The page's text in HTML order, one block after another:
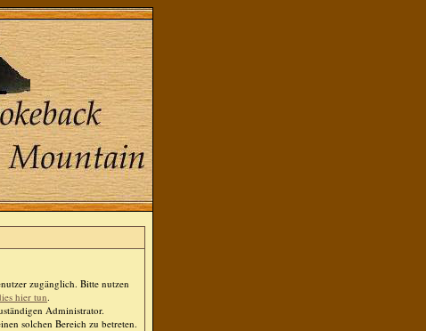
zugänglich. Bitte nutzen
hier tun.
Administrator.
solchen Bereich zu betreten.